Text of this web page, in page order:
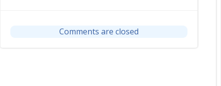
navigationComments are closed